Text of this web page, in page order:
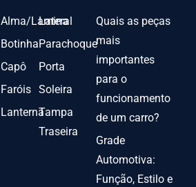
Alma/Lamina
Botinha
Capô
Faróis
Lanterna
Lateral
Parachoque
Porta
Soleira
Tampa
Traseira
Quais as peças
mais
importantes
para o
funcionamento
de um carro?
Grade
Automotiva:
Função, Estilo e